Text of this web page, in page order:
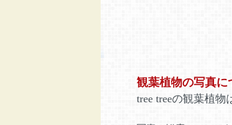
観葉植物の写真に
tree treeの観葉植物